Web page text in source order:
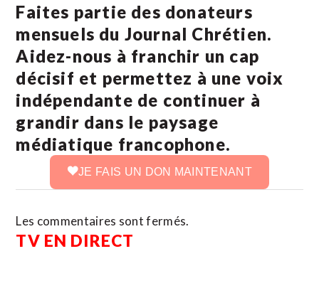
Faites partie des donateurs
mensuels du Journal Chrétien.
Aidez-nous à franchir un cap
décisif et permettez à une voix
indépendante de continuer à
grandir dans le paysage
médiatique francophone.
JE FAIS UN DON MAINTENANT
Les commentaires sont fermés.
TV EN DIRECT